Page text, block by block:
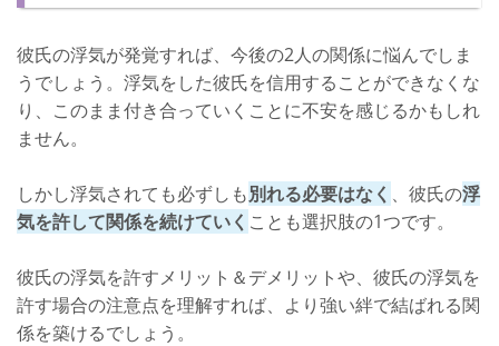
浮気を許すメリット
メリット1：彼氏を失わない
メリット3：より魅力的な女性になれる
デメリット1：浮気を繰り返される
デメリット2：時間を無駄にするかもしれない
彼氏の浮気が発覚すれば、今後の2人の関係に悩んでしま
うでしょう。浮気をした彼氏を信用することができなくな
り、このまま付き合っていくことに不安を感じるかもしれ
ません。
しかし浮気されても必ずしも別れる必要はなく 、彼氏の浮
気を許して関係を続けていく ことも選択肢の1つです。
彼氏の浮気を許すメリット＆デメリットや、彼氏の浮気を
許す場合の注意点を理解すれば、より強い絆で結ばれる関
係を築けるでしょう。